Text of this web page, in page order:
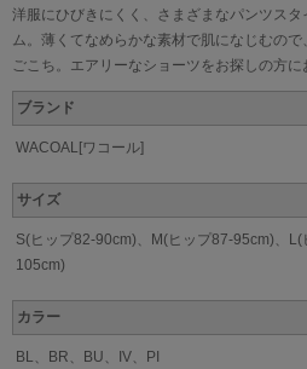
洋服にひびきにくく、さまざまなパンツス
ム。薄くてなめらかな素材で肌になじむの
ごこち。エアリーなショーツをお探しの方に
ブランド
WACOAL[ワコール]
サイズ
S(ヒップ82-90cm)、M(ヒップ87-95cm)、
105cm)
カラー
BL、BR、BU、IV、PI